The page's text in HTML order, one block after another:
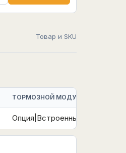
Товар и SKU
ТОРМОЗНОЙ МОДУЛЬ
Опция|Встроенный